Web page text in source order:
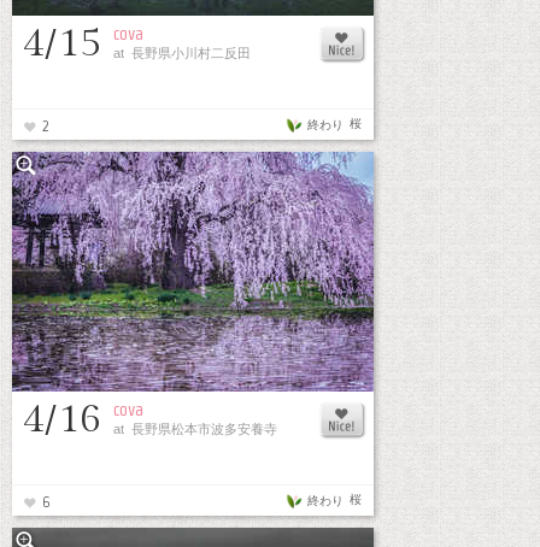
4/15 cova
at 長野県小川村二反田
2 桜
終わり
4/16 cova
at 長野県松本市波多安養寺
6 桜
終わり